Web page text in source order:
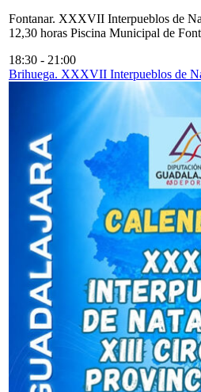
Fontanar. XXXVII Interpueblos de
12,30 horas Piscina Municipal de
18:30 - 21:00
Brihuega. XXXVII Interpueblos de